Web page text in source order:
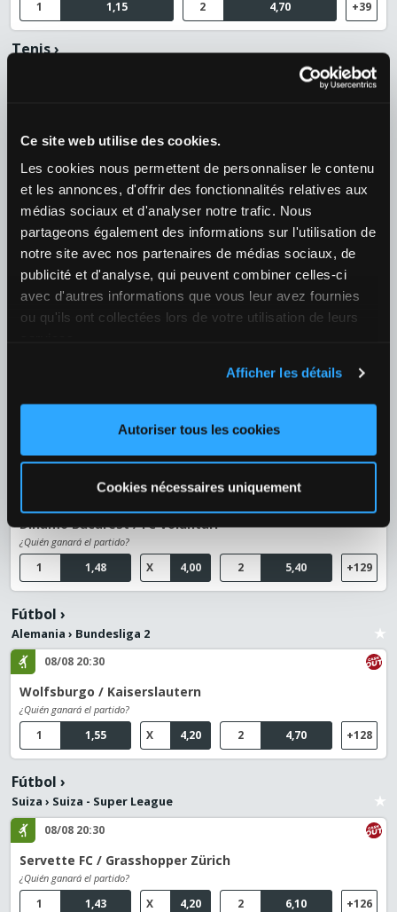
Ce site web utilise des cookies.
Les cookies nous permettent de personnaliser le contenu
et les annonces, d'offrir des fonctionnalités relatives aux
médias sociaux et d'analyser notre trafic. Nous
partageons également des informations sur l'utilisation de
notre site avec nos partenaires de médias sociaux, de
publicité et d'analyse, qui peuvent combiner celles-ci
avec d'autres informations que vous leur avez fournies
ou qu'ils ont collectées lors de votre utilisation de leurs
Afficher les détails
Autoriser tous les cookies
Cookies nécessaires uniquement
1,15
1 4,70
2 +39
Tenis›
¿Quién ganará el partido?
1,95
1 1,80
2 +39
09/08 01:10
Arthur Fils (FRA) / Cameron Norrie (GBR)
¿Quién ganará el partido?
1,36
1 2,82
2 +40
Rumania›Rumanía - SuperLiga
08/08 20:30
Dinamo Bucarest / FC Voluntari
¿Quién ganará el partido?
1,48
1 4,00
X 5,40
2 +129
Fútbol ›
Alemania › Bundesliga 2
08/08 20:30
Wolfsburgo / Kaiserslautern
¿Quién ganará el partido?
1,55
1 4,20
X 4,70
2 +128
Fútbol ›
Suiza › Suiza - Super League
08/08 20:30
Servette FC / Grasshopper Zürich
¿Quién ganará el partido?
1,43
1 4,20
X 6,10
2 +126